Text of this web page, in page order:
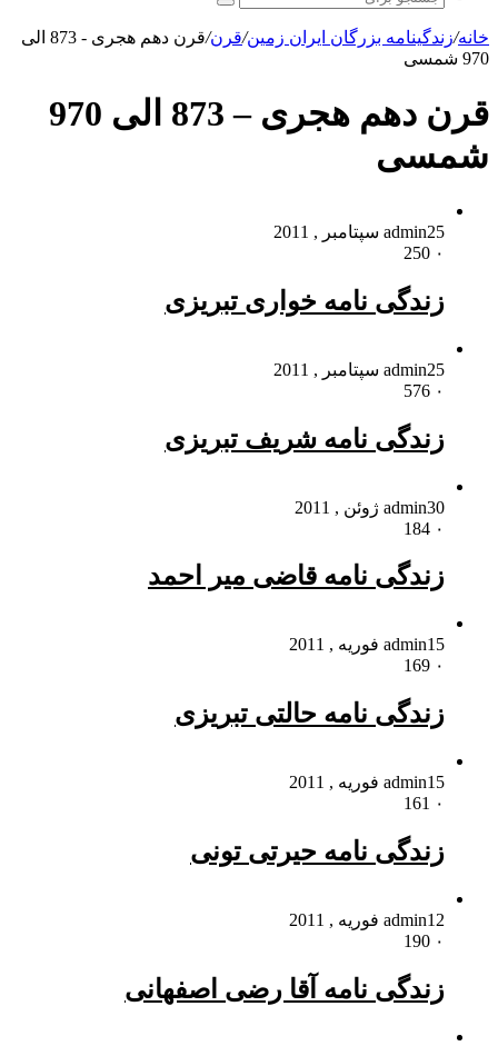
جستجو
خانه/زندگینامه بزرگان ایران زمین/قرن/
قرن دهم هجری - 873 الی
970 شمسی
قرن دهم هجری – 873 الی 970
شمسی
admin25 سپتامبر , 2011
۰
زندگی نامه خواری تبریزی
admin25 سپتامبر , 2011
۰
زندگی نامه شریف تبریزی
admin30 ژوئن , 2011
۰
زندگی نامه قاضی میر احمد
admin15 فوریه , 2011
۰
زندگی نامه حالتی تبریزی
admin15 فوریه , 2011
۰
زندگی نامه حیرتی تونی
admin12 فوریه , 2011
۰
زندگی نامه آقا رضی اصفهانی